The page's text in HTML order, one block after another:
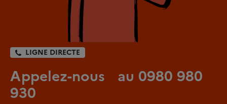
LIGNE DIRECTE
Appelez-nous au 0980 980
930